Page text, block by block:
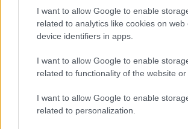
I want to allow Google to enable
related to analytics like cookies on web
device identifiers in apps.
I want to allow Google to enable
related to functionality of the website or
I want to allow Google to enable
related to personalization.
Töltött csirkecomb színes
Takács Gyuláné Erzsike•2016. október 20.
Töltött csirkecomb színes pürével
felsőcomb, 4 csirkemáj, vagy izlés
gomba hagymán párolva, 2 zsemle, 1